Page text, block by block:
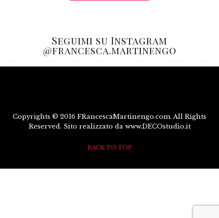
Seguimi su Instagram
@francesca.martinengo
Copyrights © 2016 FRancescaMartinengo.com. All Rights
Reserved. Sito realizzato da www.DECOstudio.it
BACK TO TOP